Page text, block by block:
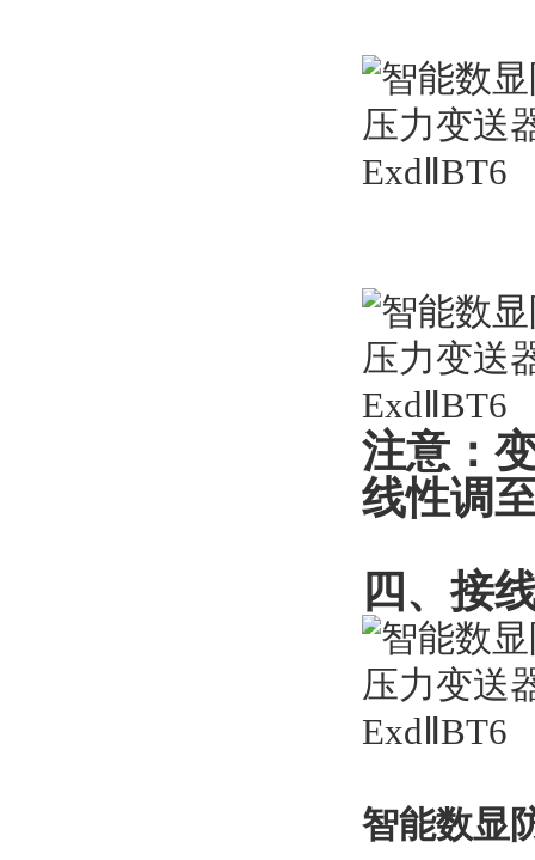
注意：
线性调
四、接
智能数显